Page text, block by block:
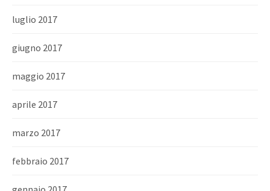
luglio 2017
giugno 2017
maggio 2017
aprile 2017
marzo 2017
febbraio 2017